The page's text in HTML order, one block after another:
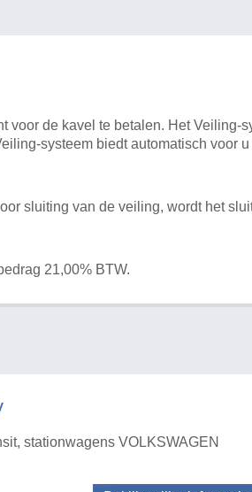
de kavel te betalen. Het Veiling-
systeem biedt automatisch voor
sluiting van de veiling, wordt het
21,00% BTW.
stationwagens VOLKSWAGEN